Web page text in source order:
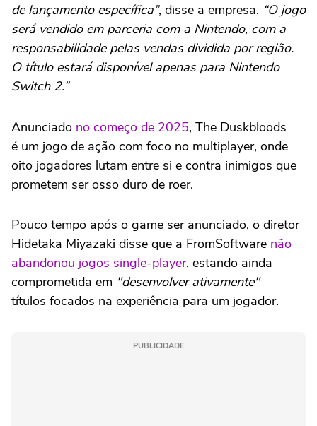
de lançamento específica”, disse a empresa. “O jogo
será vendido em parceria com a Nintendo, com a
responsabilidade pelas vendas dividida por região.
O título estará disponível apenas para Nintendo
Switch 2.”
Anunciado no começo de 2025, The Duskbloods
é um jogo de ação com foco no multiplayer, onde
oito jogadores lutam entre si e contra inimigos que
prometem ser osso duro de roer.
Pouco tempo após o game ser anunciado, o diretor
Hidetaka Miyazaki disse que a FromSoftware não
abandonou jogos single-player, estando ainda
comprometida em "desenvolver ativamente"
títulos focados na experiência para um jogador.
PUBLICIDADE